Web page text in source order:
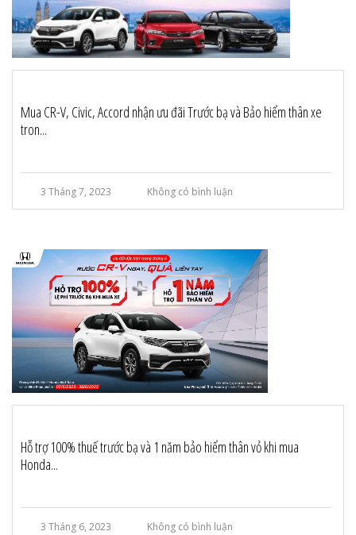
Mua CR-V, Civic, Accord nhận ưu đãi Trước bạ và Bảo hiểm thân xe
tron...
3 Tháng 7, 2023 Không có bình luận
Hỗ trợ 100% thuế trước bạ và 1 năm bảo hiểm thân vỏ khi mua
Honda...
3 Tháng 6, 2023 Không có bình luận